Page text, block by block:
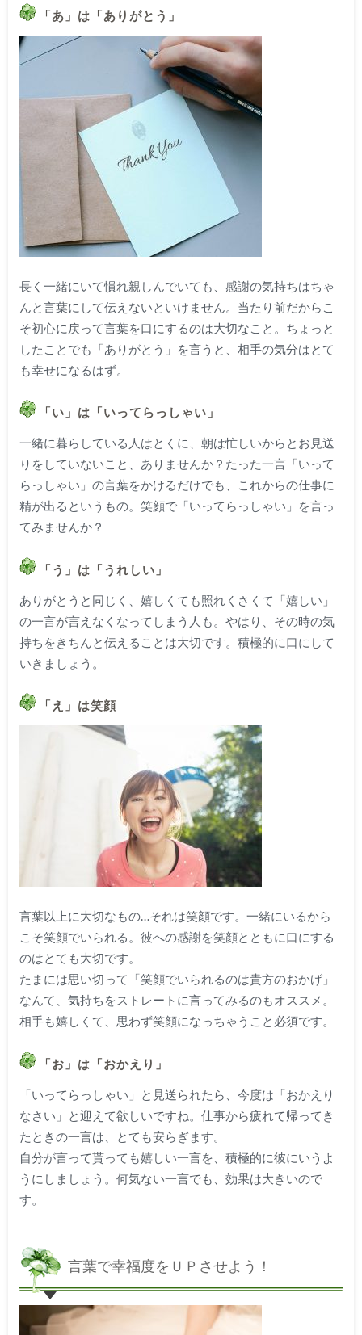
「あ」は「ありがとう」
長く一緒にいて慣れ親しんでいても、感謝の気持ちはちゃ
んと言葉にして伝えないといけません。当たり前だからこ
そ初心に戻って言葉を口にするのは大切なこと。ちょっと
したことでも「ありがとう」を言うと、相手の気分はとて
も幸せになるはず。
「い」は「いってらっしゃい」
一緒に暮らしている人はとくに、朝は忙しいからとお見送
りをしていないこと、ありませんか？たった一言「いって
らっしゃい」の言葉をかけるだけでも、これからの仕事に
精が出るというもの。笑顔で「いってらっしゃい」を言っ
てみませんか？
「う」は「うれしい」
ありがとうと同じく、嬉しくても照れくさくて「嬉しい」
の一言が言えなくなってしまう人も。やはり、その時の気
持ちをきちんと伝えることは大切です。積極的に口にして
いきましょう。
「え」は笑顔
言葉以上に大切なもの…それは笑顔です。一緒にいるから
こそ笑顔でいられる。彼への感謝を笑顔とともに口にする
のはとても大切です。
たまには思い切って「笑顔でいられるのは貴方のおかげ」
なんて、気持ちをストレートに言ってみるのもオススメ。
相手も嬉しくて、思わず笑顔になっちゃうこと必須です。
「お」は「おかえり」
「いってらっしゃい」と見送られたら、今度は「おかえり
なさい」と迎えて欲しいですね。仕事から疲れて帰ってき
たときの一言は、とても安らぎます。
自分が言って貰っても嬉しい一言を、積極的に彼にいうよ
うにしましょう。何気ない一言でも、効果は大きいので
す。
言葉で幸福度をＵＰさせよう！